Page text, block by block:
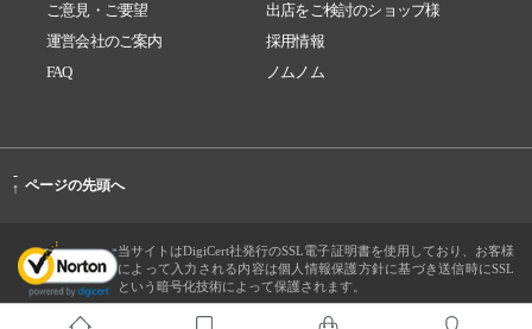
ご意見・ご要望
出店をご検討のショップ様
運営会社のご案内
採用情報
FAQ
ノムノム
-
↑ ページの先頭へ
当サイトはDigiCert社発行のSSL電子証明書を使用しており、お客様
によって入力される内容は個人情報保護方針に基づき送信時にSSL
という暗号化技術によって保護されます。